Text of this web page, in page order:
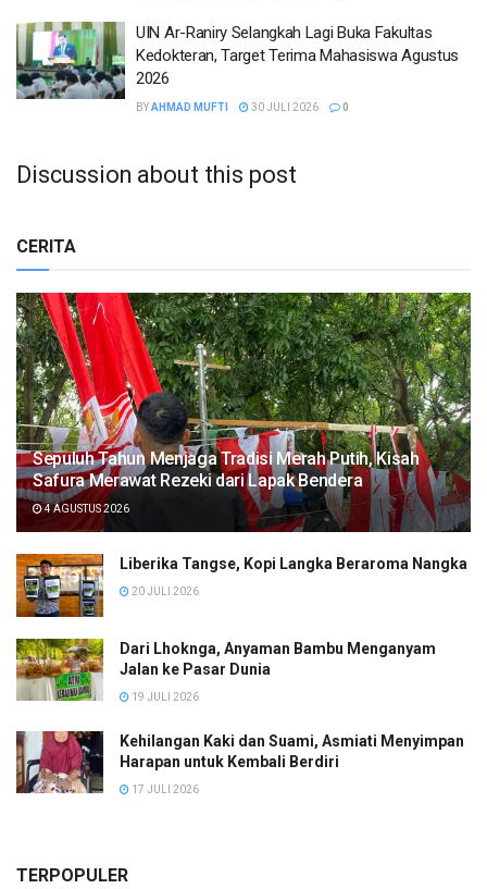
UIN Ar-Raniry Selangkah Lagi Buka Fakultas
Kedokteran, Target Terima Mahasiswa Agustus
2026
BYAHMAD MUFTI 30 JULI 2026 0
Discussion about this post
CERITA
Sepuluh Tahun Menjaga Tradisi Merah Putih, Kisah
Safura Merawat Rezeki dari Lapak Bendera
4 AGUSTUS 2026
Liberika Tangse, Kopi Langka Beraroma Nangka
20 JULI 2026
Dari Lhoknga, Anyaman Bambu Menganyam
Jalan ke Pasar Dunia
19 JULI 2026
Kehilangan Kaki dan Suami, Asmiati Menyimpan
Harapan untuk Kembali Berdiri
17 JULI 2026
TERPOPULER